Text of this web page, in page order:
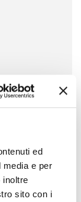
ed
media e per
inoltre
sito con i